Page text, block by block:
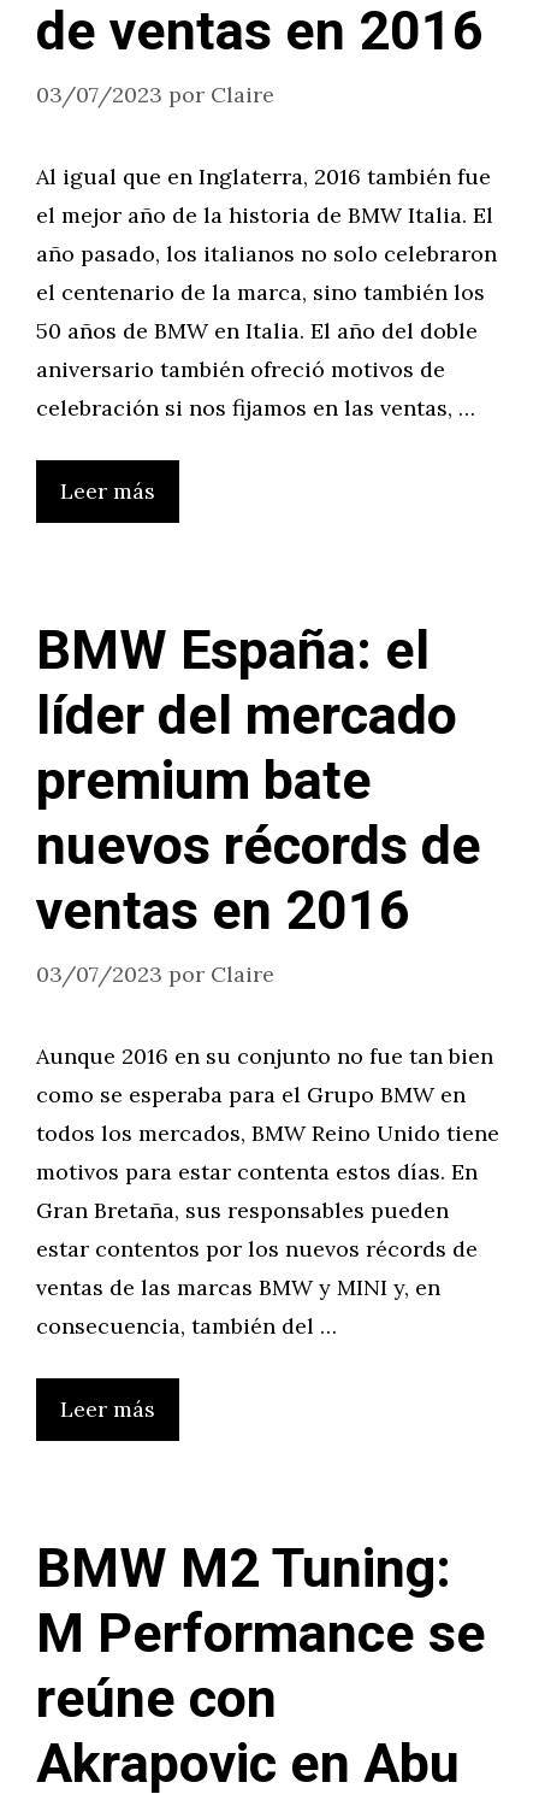
de ventas en 2016
03/07/2023 por Claire
Al igual que en Inglaterra, 2016 también fue
el mejor año de la historia de BMW Italia. El
año pasado, los italianos no solo celebraron
el centenario de la marca, sino también los
50 años de BMW en Italia. El año del doble
aniversario también ofreció motivos de
celebración si nos fijamos en las ventas, …
Leer más
BMW España: el
líder del mercado
premium bate
nuevos récords de
ventas en 2016
03/07/2023 por Claire
Aunque 2016 en su conjunto no fue tan bien
como se esperaba para el Grupo BMW en
todos los mercados, BMW Reino Unido tiene
motivos para estar contenta estos días. En
Gran Bretaña, sus responsables pueden
estar contentos por los nuevos récords de
ventas de las marcas BMW y MINI y, en
consecuencia, también del …
Leer más
BMW M2 Tuning:
M Performance se
reúne con
Akrapovic en Abu